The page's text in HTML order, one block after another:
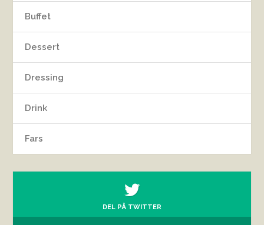
Buffet
Dessert
Dressing
Drink
Fars
DEL PÅ TWITTER